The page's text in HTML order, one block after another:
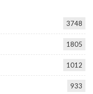
3748
1805
1012
933